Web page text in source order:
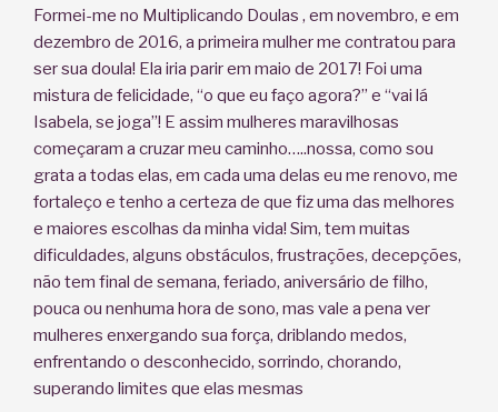
Formei-me no Multiplicando Doulas , em novembro, e em
dezembro de 2016, a primeira mulher me contratou para
ser sua doula! Ela iria parir em maio de 2017! Foi uma
mistura de felicidade, “o que eu faço agora?” e “vai lá
Isabela, se joga”! E assim mulheres maravilhosas
começaram a cruzar meu caminho…..nossa, como sou
grata a todas elas, em cada uma delas eu me renovo, me
fortaleço e tenho a certeza de que fiz uma das melhores
e maiores escolhas da minha vida! Sim, tem muitas
dificuldades, alguns obstáculos, frustrações, decepções,
não tem final de semana, feriado, aniversário de filho,
pouca ou nenhuma hora de sono, mas vale a pena ver
mulheres enxergando sua força, driblando medos,
enfrentando o desconhecido, sorrindo, chorando,
superando limites que elas mesmas